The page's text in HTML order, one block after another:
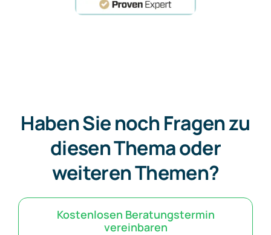
Haben Sie noch Fragen zu
diesen Thema oder
weiteren Themen?
Kostenlosen Beratungstermin
vereinbaren